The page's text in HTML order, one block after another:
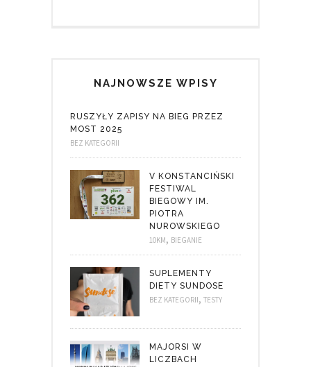
NAJNOWSZE WPISY
RUSZYŁY ZAPISY NA BIEG PRZEZ
MOST 2025
BEZ KATEGORII
V KONSTANCIŃSKI
FESTIWAL
BIEGOWY IM.
PIOTRA
NUROWSKIEGO
10KM, BIEGANIE
SUPLEMENTY
DIETY SUNDOSE
BEZ KATEGORII, TESTY
MAJORSI W
LICZBACH